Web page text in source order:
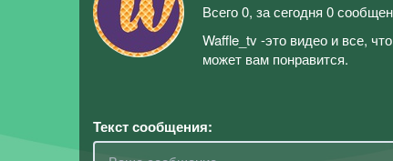
Всего 0, за сегодня 0
Waffle_tv -это видео и все,
может вам понравится.
Текст сообщения: